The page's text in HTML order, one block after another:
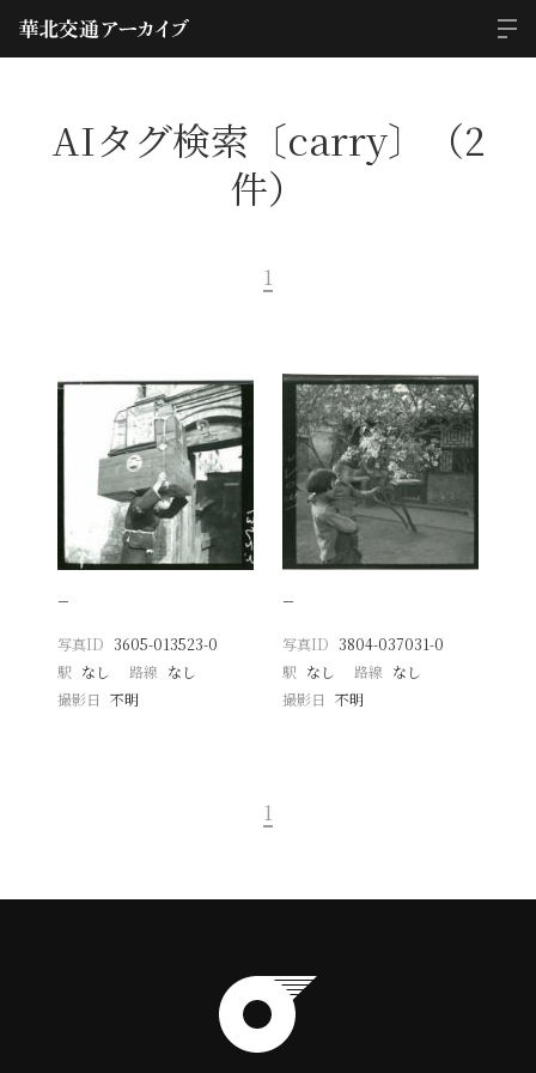
AIタグ検索〔carry〕（2
件）
1
−
写真ID 3605-013523-0
駅 なし 路線 なし
撮影日
不明
−
写真ID 3804-037031-0
駅 なし 路線 なし
撮影日 不明
1